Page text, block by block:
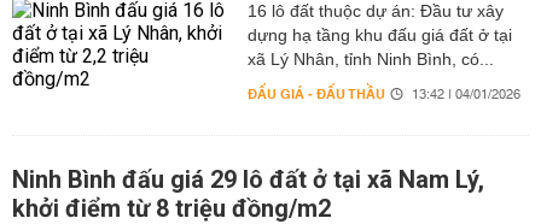
16 lô đất thuộc dự án: Đầu tư xây
dựng hạ tầng khu đấu giá đất ở tại
xã Lý Nhân, tỉnh Ninh Bình, có...
ĐẤU GIÁ - ĐẤU THẦU 13:42 | 04/01/2026
Ninh Bình đấu giá 29 lô đất ở tại xã Nam Lý,
khởi điểm từ 8 triệu đồng/m2